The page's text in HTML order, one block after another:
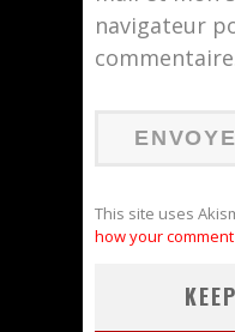
navigateur
This site uses
how your